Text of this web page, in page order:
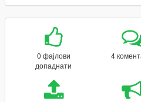
0 фајлови
допаднати
4